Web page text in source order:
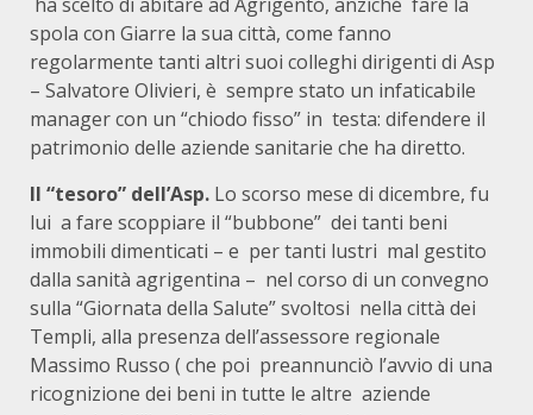
spola con Giarre la sua città, come fanno
regolarmente tanti altri suoi colleghi dirigenti di Asp
– Salvatore Olivieri, è sempre stato un infaticabile
manager con un “chiodo fisso” in testa: difendere il
patrimonio delle aziende sanitarie che ha diretto.
Il “tesoro” dell’Asp. Lo scorso mese di dicembre, fu
lui a fare scoppiare il “bubbone” dei tanti beni
immobili dimenticati – e per tanti lustri mal gestito
dalla sanità agrigentina – nel corso di un convegno
sulla “Giornata della Salute” svoltosi nella città dei
Templi, alla presenza dell’assessore regionale
Massimo Russo ( che poi preannunciò l’avvio di una
ricognizione dei beni in tutte le altre aziende